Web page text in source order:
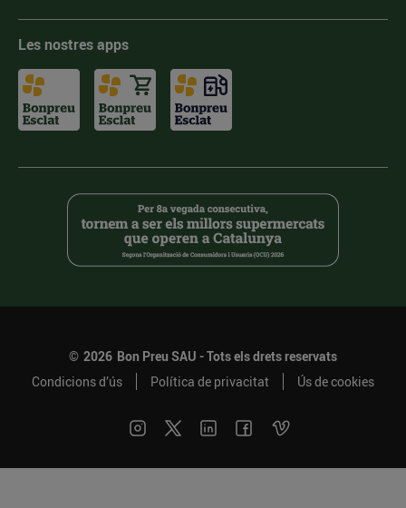
Les nostres apps
© 2026 Bon Preu SAU - Tots els drets reservats
Condicions d’ús
Política de privacitat Ús de cookies